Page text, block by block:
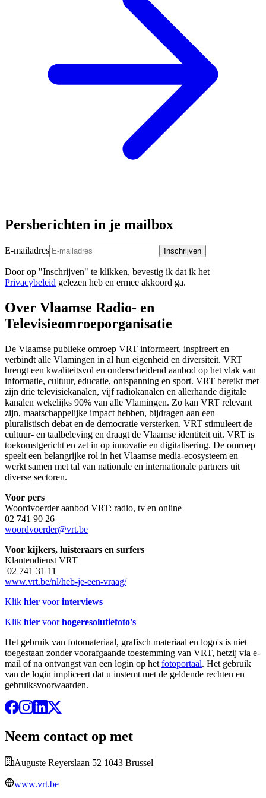
Persberichten in je mailbox
E-mailadres Inschrijven
Door op "Inschrijven" te klikken, bevestig ik dat ik het
Privacybeleid gelezen heb en ermee akkoord ga.
Over Vlaamse Radio- en
Televisieomroeporganisatie
De Vlaamse publieke omroep VRT informeert, inspireert en
verbindt alle Vlamingen in al hun eigenheid en diversiteit. VRT
brengt een kwaliteitsvol en onderscheidend aanbod op het vlak van
informatie, cultuur, educatie, ontspanning en sport. VRT bereikt met
zijn drie televisiekanalen, vijf radiokanalen en allerhande digitale
kanalen wekelijks 90% van alle Vlamingen. Zo kan VRT relevant
zijn, maatschappelijke impact hebben, bijdragen aan een
pluralistisch debat en de democratie versterken. VRT stimuleert de
cultuur- en taalbeleving en draagt de Vlaamse identiteit uit. VRT is
toekomstgericht en zet in op innovatie en digitalisering. De omroep
speelt een belangrijke rol in het Vlaamse media-ecosysteem en
werkt samen met tal van nationale en internationale partners uit
diverse sectoren.
Voor pers
Woordvoerder aanbod VRT: radio, tv en online
02 741 90 26
woordvoerder@vrt.be
Voor kijkers, luisteraars en surfers
Klantendienst VRT
02 741 31 11
www.vrt.be/nl/heb-je-een-vraag/
Klik hier voorinterviews
Klik hier voorhogeresolutiefoto's
Het gebruik van fotomateriaal, grafisch materiaal en logo's is niet
toegestaan zonder voorafgaande toestemming van VRT, hetzij via e-
mail of na ontvangst van een login op het fotoportaal. Het gebruik
van de login impliceert dat u instemt met de geldende rechten en
gebruiksvoorwaarden.
Neem contact op met
Auguste Reyerslaan 52 1043 Brussel
www.vrt.be